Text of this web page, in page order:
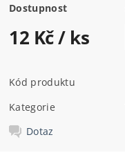
Dostupnost
12 Kč/ ks
Kód produktu
Kategorie
Dotaz